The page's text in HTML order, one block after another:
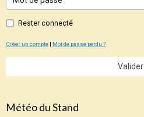
Rester connecté
Créer un compte | Mot de passe perdu ?
Valider
Météo du Stand